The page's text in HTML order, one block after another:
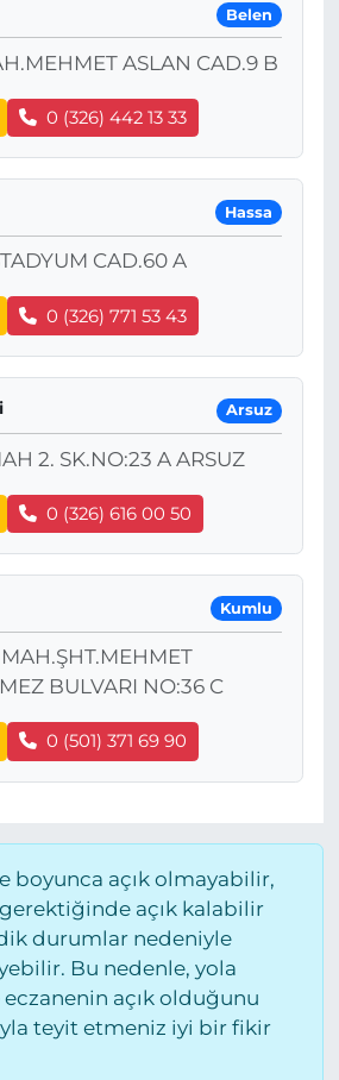
Belen
ASLAN CAD.9 B
0 (326) 442 13 33
Hassa
CAD.60 A
0 (326) 771 53 43
Arsuz
2. SK.NO:23 A ARSUZ
0 (326) 616 00 50
Kumlu
BULVARI NO:36 C
0 (501) 371 69 90
boyunca açık olmayabilir,
gerektiğinde açık kalabilir
durumlar nedeniyle
Bu nedenle, yola
açık olduğunu
teyit etmeniz iyi bir fikir